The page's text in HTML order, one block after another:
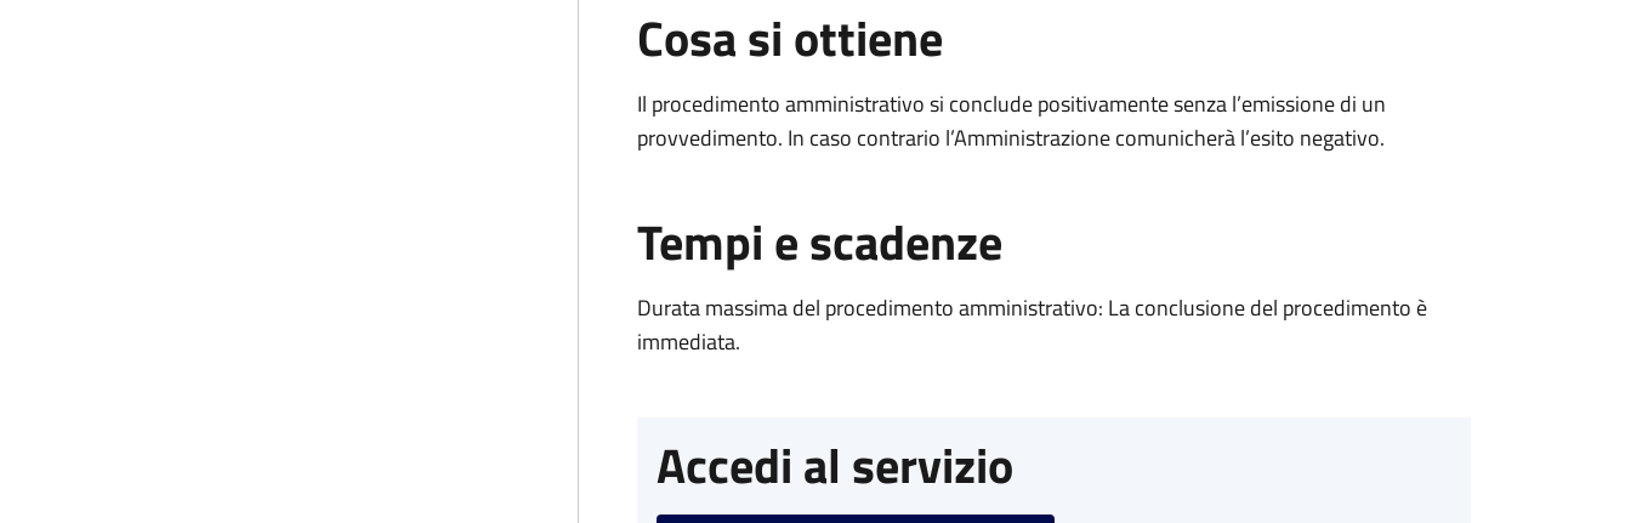
Cosa si ottiene
Il procedimento amministrativo si conclude positivamente senza l’emissione di un
provvedimento. In caso contrario l’Amministrazione comunicherà l’esito negativo.
Tempi e scadenze
Durata massima del procedimento amministrativo: La conclusione del procedimento è
immediata.
Accedi al servizio